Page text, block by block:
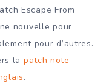
Escape From
nouvelle pour
pour d’autres.
la patch note
.